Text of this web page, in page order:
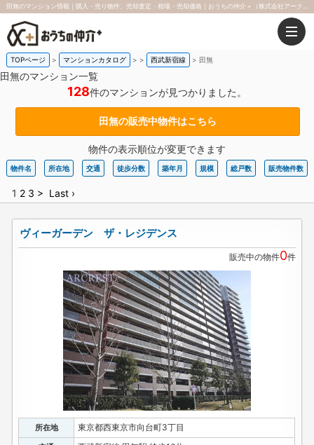
TOPページ マンションカタログ > 西武新宿線 > 田無
田無のマンション一覧
128件のマンションが見つかりました。
田無の販売中物件はこちら
物件の表示順位が変更できます
物件名 所在地 交通 徒歩分数 築年月 規模 総戸数 販売物件数
1 2 3 > Last ›
ヴィーガーデン ザ・レジデンス
販売中の物件0件
所在地 東京都西東京市向台町3丁目